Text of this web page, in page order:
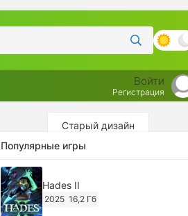
Войти
Регистрация
Старый дизайн
Популярные игры
Hades II
2025 16,2 Гб